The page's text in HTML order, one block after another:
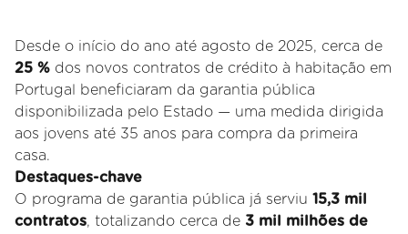
Desde o início do ano até agosto de 2025, cerca de
25 % dos novos contratos de crédito à habitação em
Portugal beneficiaram da garantia pública
disponibilizada pelo Estado — uma medida dirigida
aos jovens até 35 anos para compra da primeira
casa.
Destaques-chave
O programa de garantia pública já serviu 15,3 mil
contratos, totalizando cerca de 3 mil milhões de